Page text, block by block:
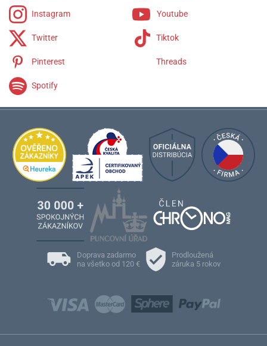
Instagram Youtube
Twitter Tiktok
Pinterest Threads
Spotify
Doprava zadarmo
na všetko od 120 €
Prodloužená
záruka 5 rokov